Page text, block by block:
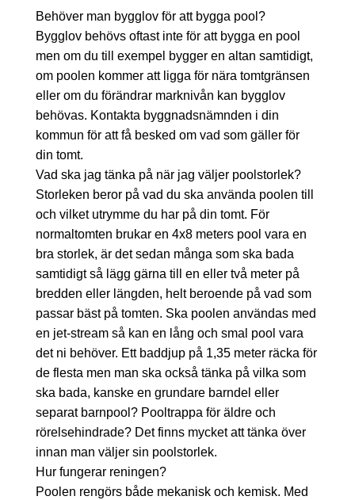
Behöver man bygglov för att bygga pool?
Bygglov behövs oftast inte för att bygga en pool
men om du till exempel bygger en altan samtidigt,
om poolen kommer att ligga för nära tomtgränsen
eller om du förändrar marknivån kan bygglov
behövas. Kontakta byggnadsnämnden i din
kommun för att få besked om vad som gäller för
din tomt.
Vad ska jag tänka på när jag väljer poolstorlek?
Storleken beror på vad du ska använda poolen till
och vilket utrymme du har på din tomt. För
normaltomten brukar en 4x8 meters pool vara en
bra storlek, är det sedan många som ska bada
samtidigt så lägg gärna till en eller två meter på
bredden eller längden, helt beroende på vad som
passar bäst på tomten. Ska poolen användas med
en jet-stream så kan en lång och smal pool vara
det ni behöver. Ett baddjup på 1,35 meter räcka för
de flesta men man ska också tänka på vilka som
ska bada, kanske en grundare barndel eller
separat barnpool? Pooltrappa för äldre och
rörelsehindrade? Det finns mycket att tänka över
innan man väljer sin poolstorlek.
Hur fungerar reningen?
Poolen rengörs både mekanisk och kemisk. Med